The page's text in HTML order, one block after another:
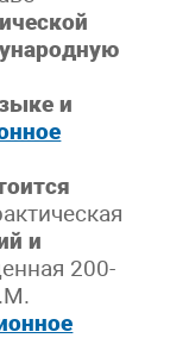
и
и
200-